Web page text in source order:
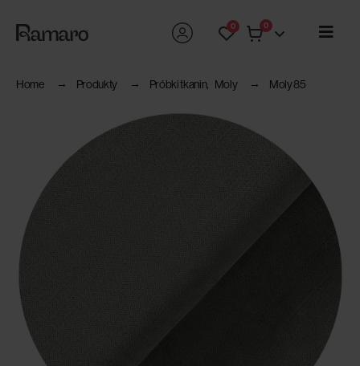
0 0
Home Produkty Próbki tkanin, Moly Moly 85